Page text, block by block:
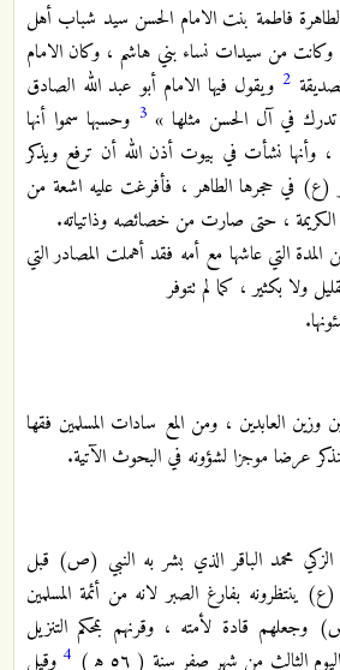
فاطمة بنت الامام الحسن سيد شباب أهل
وكانت من سيدات نساء بني هاشم ، وكان الامام
2 ويقول فيها الامام أبو عبد الله الصادق
في آل الحسن مثلها » 3 وحسبها سموا أنها
وأنها نشأت في بيوت أذن الله أن ترفع ويذكر
(ع) في حجرها الطاهر ، فأفرغت عليه اشعة من
الكريمة ، حتى صارت من خصائصه وذاتياته.
المدة التي عاشها مع أمه فقد أهملت المصادر التي
ولا بكثير ، كما لم تتوفر
العابدين ، ومن المع سادات المسلمين فقها
عرضا موجزا لشؤونه في البحوث الآتية.
الزكي محمد الباقر الذي بشر به النبي (ص) قبل
ينتظرونه بفارغ الصبر لانه من أئمة المسلمين
قادة لأمته ، وقرنهم بمحكم التنزيل
الثالث من شهر صفر سنة ( ٥٦ ه‍ )
4وقيل